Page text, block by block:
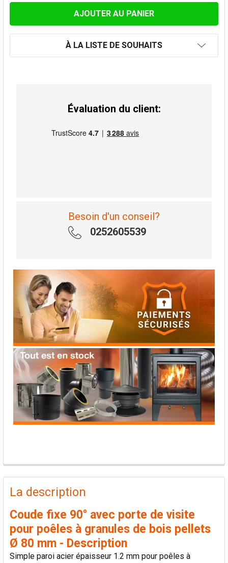
À LA LISTE DE SOUHAITS
Évaluation du client:
Besoin d'un conseil?
0252605539
PRODUITS
FRÉQUEMMENT
ACHETÉS
TOUT
SÉLECTIONNER
La description
Coude fixe 90° avec porte de visite
pour poêles à granules de bois pellets
Ø 80 mm - Description
Simple paroi acier épaisseur 1.2 mm pour poêles à